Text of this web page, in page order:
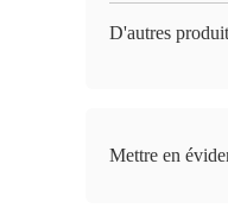
D'autres
Mettre en